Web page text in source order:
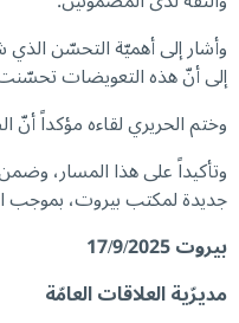
وأشار إلى أهميّة التحسّن
إلى أنّ هذه التعويضات
وختم الحريري لقاءه مؤكداً أنّ
وتأكيداً على هذا المسار،
جديدة لمكتب بيروت، بموجب القرار 926 تاريخ 16/9/2025، بقيمة مليار ليرة لبنانية خُصّصت لتسديد المعاملات الطبية العائدة
بيروت17/9/2025
مديرّية العلاقات العامّة